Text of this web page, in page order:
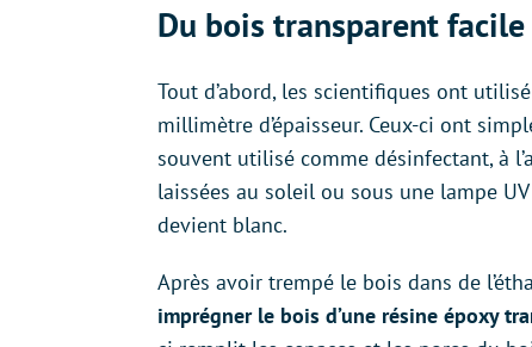
Du bois transparent
Tout d’abord, les scientifiques ont
millimètre d’épaisseur. Ceux-ci ont
souvent utilisé comme désinfectant, à
laissées au soleil ou sous une lampe
devient blanc.
Après avoir trempé le bois dans de
imprégner le bois d’une résine époxy